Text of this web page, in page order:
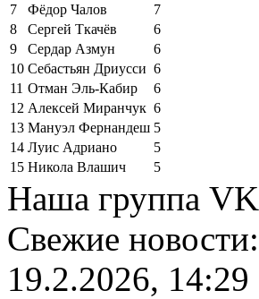
7
Фёдор Чалов
7
8
Сергей Ткачёв
6
9
Сердар Азмун
6
10 Себастьян Дриусси 6
11 Отман Эль-Кабир
6
12 Алексей Миранчук 6
13 Мануэл Фернандеш 5
14 Луис Адриано
5
15 Никола Влашич 5
Наша группа VK
Свежие новости:
19.2.2026, 14:29